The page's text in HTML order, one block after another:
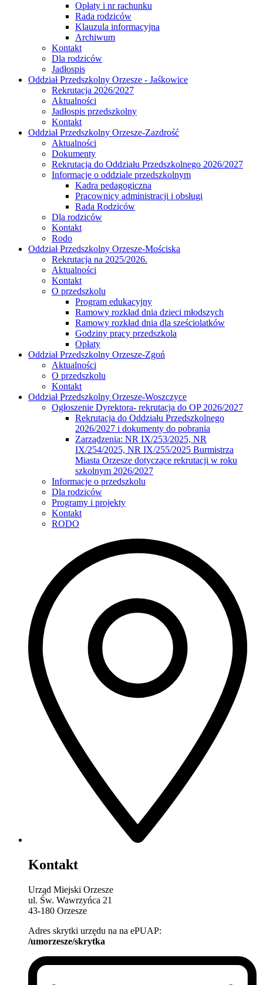
Opłaty i nr rachunku
Rada rodziców
Klauzula informacyjna
Archiwum
Kontakt
Dla rodziców
Jadłospis
Oddział Przedszkolny Orzesze - Jaśkowice
Rekrutacja 2026/2027
Aktualności
Jadłospis przedszkolny
Kontakt
Oddział Przedszkolny Orzesze-Zazdrość
Aktualności
Dokumenty
Rekrutacja do Oddziału Przedszkolnego 2026/2027
Informacje o oddziale przedszkolnym
Kadra pedagogiczna
Pracownicy administracji i obsługi
Rada Rodziców
Dla rodziców
Kontakt
Rodo
Oddział Przedszkolny Orzesze-Mościska
Rekrutacja na 2025/2026.
Aktualności
Kontakt
O przedszkolu
Program edukacyjny
Ramowy rozkład dnia dzieci młodszych
Ramowy rozkład dnia dla sześciolatków
Godziny pracy przedszkola
Opłaty
Oddział Przedszkolny Orzesze-Zgoń
Aktualności
O przedszkolu
Kontakt
Oddział Przedszkolny Orzesze-Woszczyce
Ogłoszenie Dyrektora- rekrutacja do OP 2026/2027
Rekrutacja do Oddziału Przedszkolnego
2026/2027 i dokumenty do pobrania
Zarządzenia: NR IX/253/2025, NR
IX/254/2025, NR IX/255/2025 Burmistrza
Miasta Orzesze dotyczące rekrutacji w roku
szkolnym 2026/2027
Informacje o przedszkolu
Dla rodziców
Programy i projekty
Kontakt
RODO
Kontakt
Urząd Miejski Orzesze
ul. Św. Wawrzyńca 21
43-180 Orzesze
Adres skrytki urzędu na na ePUAP:
/umorzesze/skrytka